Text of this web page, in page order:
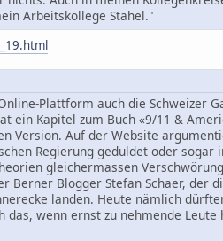
Arbeitskollege Stahel."
Plattform auch die Schweizer
ein Kapitel zum Buch «9/11 &
Version. Auf der Website
Regierung geduldet oder
gleichermassen
Berner Blogger Stefan Schaer,
landen. Heute nämlich
wenn ernst zu nehmende